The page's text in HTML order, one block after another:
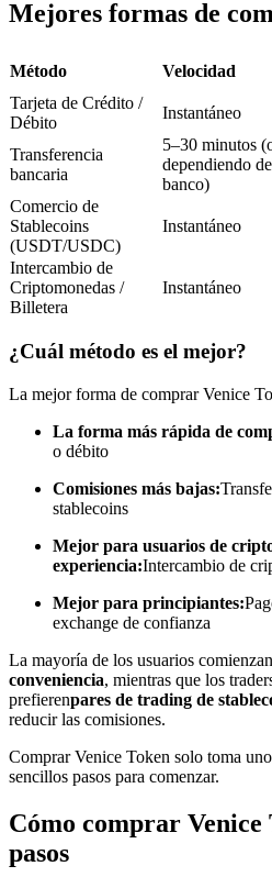
Copiar Trading
Únete a los mejores traders
Conviértete en un Trader de
Disfruta del reparto de
Análisis de big data que
Mejores formas de
Método Velocidad
Tarjeta de Crédito /
Débito
Instantáneo
Transferencia
bancaria
5–30 minutos
dependiendo
banco)
Comercio de
Stablecoins
(USDT/USDC)
Instantáneo
Intercambio de
Criptomonedas /
Billetera
Instantáneo
¿Cuál método es el mejor?
La mejor forma de comprar Venice
La forma más rápida de
o débito
Comisiones más bajas:
stablecoins
Mejor para usuarios de
experiencia:Intercambio de
Mejor para principiantes:
exchange de confianza
La mayoría de los usuarios
conveniencia, mientras que los
prefierenpares de trading de
reducir las comisiones.
Comprar Venice Token solo toma
sencillos pasos para comenzar.
Cómo comprar Venice
pasos